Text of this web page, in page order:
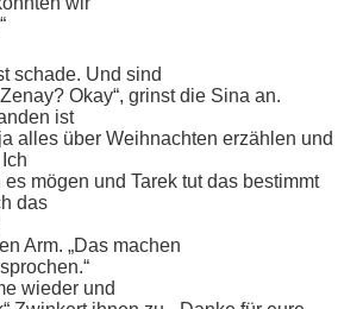
schade. Und sind
Okay“, grinst die Sina an.
ist
alles über Weihnachten erzählen und
mögen und Tarek tut das bestimmt
das
Arm. „Das machen
wieder und